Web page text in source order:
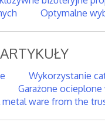
Optymalne
Wykorzystanie
Garażone
metal ware from the